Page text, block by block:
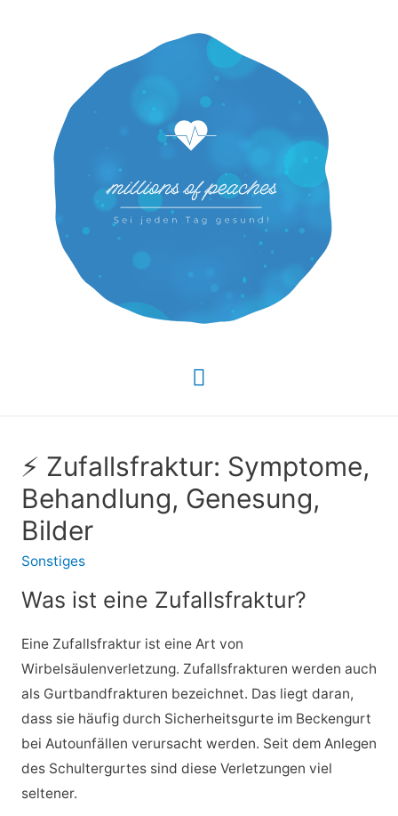
Hauptmenü
⚡ Zufallsfraktur: Symptome,
Behandlung, Genesung,
Bilder
Sonstiges
Was ist eine Zufallsfraktur?
Eine Zufallsfraktur ist eine Art von
Wirbelsäulenverletzung. Zufallsfrakturen werden auch
als Gurtbandfrakturen bezeichnet. Das liegt daran,
dass sie häufig durch Sicherheitsgurte im Beckengurt
bei Autounfällen verursacht werden. Seit dem Anlegen
des Schultergurtes sind diese Verletzungen viel
seltener.